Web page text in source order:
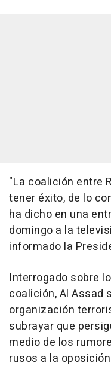
"La coalición entre
tener éxito, de lo
ha dicho en una
domingo a la
informado la
Interrogado sobre
coalición, Al Assad
organización
subrayar que
medio de los
rusos a la